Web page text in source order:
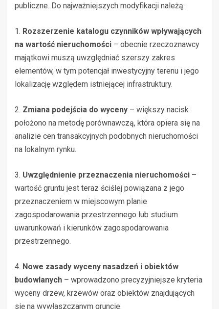
publiczne. Do najważniejszych modyfikacji należą:
1. Rozszerzenie katalogu czynników wpływających
na wartość nieruchomości – obecnie rzeczoznawcy
majątkowi muszą uwzględniać szerszy zakres
elementów, w tym potencjał inwestycyjny terenu i jego
lokalizację względem istniejącej infrastruktury.
2. Zmiana podejścia do wyceny – większy nacisk
położono na metodę porównawczą, która opiera się na
analizie cen transakcyjnych podobnych nieruchomości
na lokalnym rynku.
3. Uwzględnienie przeznaczenia nieruchomości –
wartość gruntu jest teraz ściślej powiązana z jego
przeznaczeniem w miejscowym planie
zagospodarowania przestrzennego lub studium
uwarunkowań i kierunków zagospodarowania
przestrzennego.
4. Nowe zasady wyceny nasadzeń i obiektów
budowlanych – wprowadzono precyzyjniejsze kryteria
wyceny drzew, krzewów oraz obiektów znajdujących
się na wywłaszczanym gruncie.